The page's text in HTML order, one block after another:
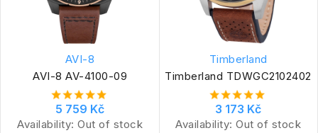
AVI-8
AVI-8 AV-4100-09
5 759 Kč
Availability: Out of stock
Timberland
Timberland TDWGC2102402
3 173 Kč
Availability: Out of stock